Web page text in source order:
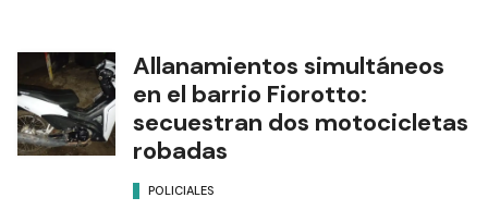
Allanamientos simultáneos
en el barrio Fiorotto:
secuestran dos motocicletas
robadas
POLICIALES